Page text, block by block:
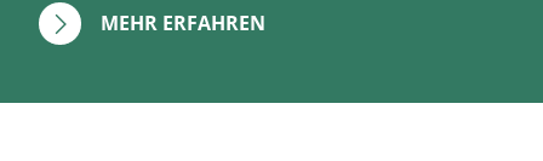
MEHR ERFAHREN